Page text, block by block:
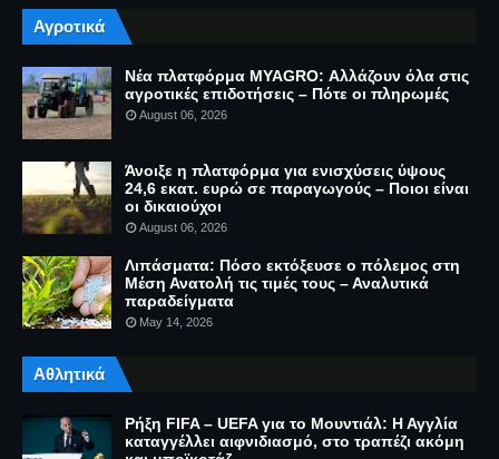
Αγροτικά
Νέα πλατφόρμα MYAGRO: Αλλάζουν όλα στις
αγροτικές επιδοτήσεις – Πότε οι πληρωμές
August 06, 2026
Άνοιξε η πλατφόρμα για ενισχύσεις ύψους
24,6 εκατ. ευρώ σε παραγωγούς – Ποιοι είναι
οι δικαιούχοι
August 06, 2026
Λιπάσματα: Πόσο εκτόξευσε ο πόλεμος στη
Μέση Ανατολή τις τιμές τους – Αναλυτικά
παραδείγματα
May 14, 2026
Αθλητικά
Ρήξη FIFA – UEFA για το Μουντιάλ: Η Αγγλία
καταγγέλλει αιφνιδιασμό, στο τραπέζι ακόμη